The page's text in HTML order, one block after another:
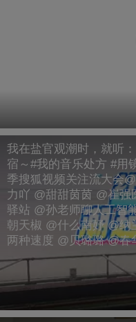
我在盐官观潮时，就听
宿～#我的音乐处方 #用
季搜狐视频关注流大会
力吖 @甜甜茵茵 @崔
驿站 @孙老师聊人工智
朝天椒 @什么南妤 @
两种速度 @贝璐璐 @春